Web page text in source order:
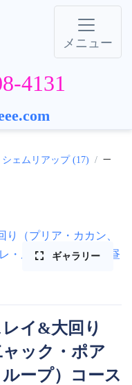
メニュー
4131
シェムリアップ (17) 一日
ギャラリー
イ&大回り
ャック・ポア
ープ）コース